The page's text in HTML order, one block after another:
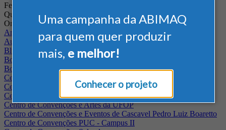
Uma campanha da ABIMAQ
para quem quer produzir
mais, e melhor!
Conhecer o projeto
Feiras
Quando
Onde
Arena Jaguariuna
Auditório Albano Franco - FIEPA
Blumenau - SC
BolognaFiere
Boulevard Olimpico - RJ
Centro Internacional de Convenções do Brasil, em Brasília
Centro de Convenções - SE
Centro de Convenções de Pernambuco - PE
Centro de Convenções e Artes da UFOP
Centro de Convenções e Eventos de Cascavel Pedro Luiz Boaretto
Centro de Convenções PUC - Campus II